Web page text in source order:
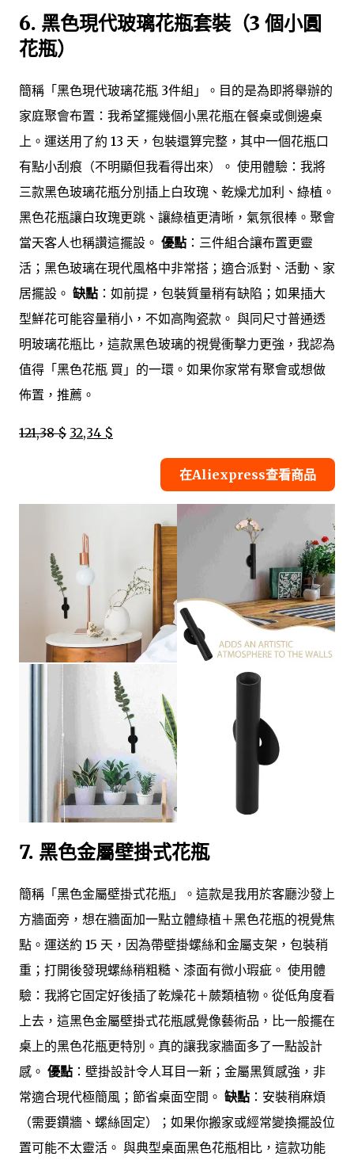
6. 黑色現代玻璃花瓶套裝（3 個小圓
花瓶）
簡稱「黑色現代玻璃花瓶 3件組」。目的是為即將舉辦的
家庭聚會布置：我希望擺幾個小黑花瓶在餐桌或側邊桌
上。運送用了約 13 天，包裝還算完整，其中一個花瓶口
有點小刮痕（不明顯但我看得出來）。 使用體驗：我將
三款黑色玻璃花瓶分別插上白玫瑰、乾燥尤加利、綠植。
黑色花瓶讓白玫瑰更跳、讓綠植更清晰，氣氛很棒。聚會
當天客人也稱讚這擺設。 優點 ：三件組合讓布置更靈
活；黑色玻璃在現代風格中非常搭；適合派對、活動、家
居擺設。 缺點 ：如前提，包裝質量稍有缺陷；如果插大
型鮮花可能容量稍小，不如高陶瓷款。 與同尺寸普通透
明玻璃花瓶比，這款黑色玻璃的視覺衝擊力更強，我認為
值得「黑色花瓶 買」的一環。如果你家常有聚會或想做
佈置，推薦。
121,38 $ 32,34 $
在Aliexpress查看商品
7. 黑色金屬壁掛式花瓶
簡稱「黑色金屬壁掛式花瓶」。這款是我用於客廳沙發上
方牆面旁，想在牆面加一點立體綠植＋黑色花瓶的視覺焦
點。運送約 15 天，因為帶壁掛螺絲和金屬支架，包裝稍
重；打開後發現螺絲稍粗糙、漆面有微小瑕疵。 使用體
驗：我將它固定好後插了乾燥花＋蕨類植物。從低角度看
上去，這黑色金屬壁掛式花瓶感覺像藝術品，比一般擺在
桌上的黑色花瓶更特別。真的讓我家牆面多了一點設計
感。 優點 ：壁掛設計令人耳目一新；金屬黑質感強，非
常適合現代極簡風；節省桌面空間。 缺點 ：安裝稍麻煩
（需要鑽牆、螺絲固定）；如果你搬家或經常變換擺設位
置可能不太靈活。 與典型桌面黑色花瓶相比，這款功能